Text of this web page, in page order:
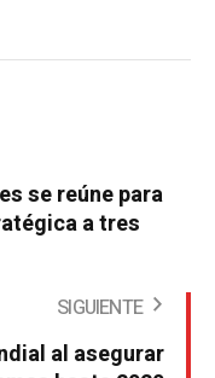
se reúne para
a tres
SIGUIENTE
al asegurar